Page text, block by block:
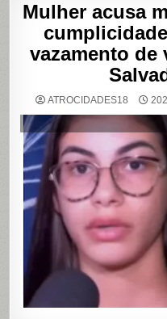
Mulher acusa
vazamento de
ATROCIDADES18